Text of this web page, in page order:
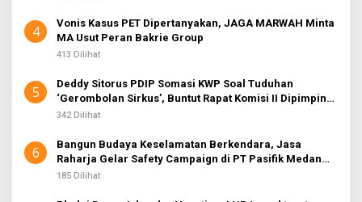
4
Vonis Kasus PET Dipertanyakan, JAGA MARWAH Minta
MA Usut Peran Bakrie Group
413 Dilihat
5
Deddy Sitorus PDIP Somasi KWP Soal Tuduhan
‘Gerombolan Sirkus’, Buntut Rapat Komisi II Dipimpin
Sufmi Dasco Ahmad
342 Dilihat
6
Bangun Budaya Keselamatan Berkendara, Jasa
Raharja Gelar Safety Campaign di PT Pasifik Medan
Industri
185 Dilihat